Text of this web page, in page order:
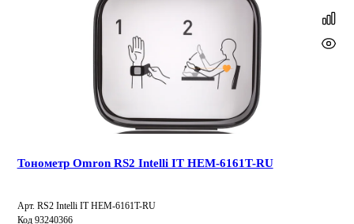
Тонометр Omron RS2 Intelli IT HEM-6161T-RU
Арт. RS2 Intelli IT HEM-6161T-RU
Код 93240366